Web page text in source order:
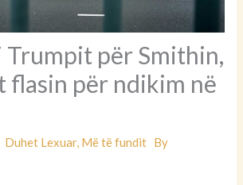
Trumpit për Smithin,
flasin për ndikim në
Duhet Lexuar, Më të fundit By